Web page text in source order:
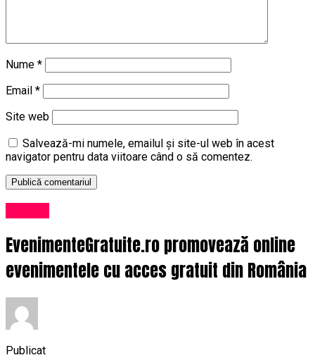
Nume *
Email *
Site web
Salvează-mi numele, emailul și site-ul web în acest
navigator pentru data viitoare când o să comentez.
EvenimenteGratuite.ro promovează online
evenimentele cu acces gratuit din România
Publicat